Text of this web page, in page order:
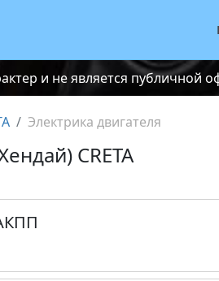
и не является публичной
Электрика двигателя
CRETA